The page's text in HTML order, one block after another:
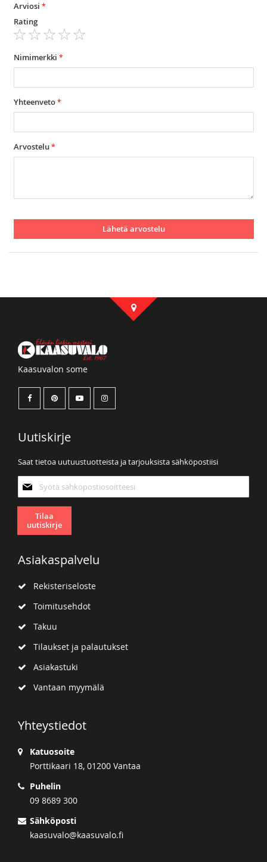
Arviosi
Rating
star
stars
stars
stars
stars
Nimimerkki
Yhteenveto
Arvostelu
Lähetä arvostelu
Kaasuvalon some
Uutiskirje
Saat tietoa uutuustuotteista ja tarjouksista sähköpostiisi
uutiskirjeemme:
Tilaa
uutiskirje
Asiakaspalvelu
Rekisteriseloste
Toimitusehdot
Takuu
Tilaukset ja palautukset
Asiakastuki
Vantaan myymälä
Yhteystiedot
Katuosoite
Porttikaari 18, 01200 Vantaa
Puhelin
09 8689 300
Sähköposti
kaasuvalo@kaasuvalo.fi